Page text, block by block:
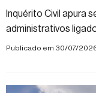
Inquérito Civil apura
administrativos
Publicado em 30/07/